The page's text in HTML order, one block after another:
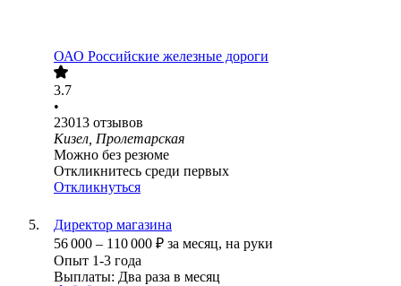
ОАО Российские железные дороги
3.7
•
23013 отзывов
Кизел, Пролетарская
Можно без резюме
Откликнитесь среди первых
Откликнуться
Директор магазина
56 000 – 110 000 ₽ за месяц, на руки
Опыт 1-3 года
Выплаты: Два раза в месяц